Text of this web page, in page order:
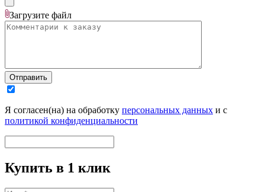
Загрузите файл
Отправить
Я согласен(на) на обработку персональных данных и с
политикой конфиденциальности
Купить в 1 клик